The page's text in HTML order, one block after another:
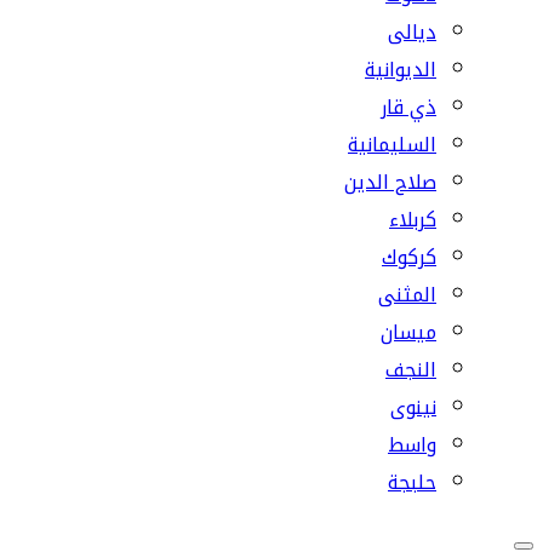
ديالى
الديوانية
ذي قار
السليمانية
صلاح الدين
كربلاء
كركوك
المثنى
ميسان
النجف
نينوى
واسط
حلبجة